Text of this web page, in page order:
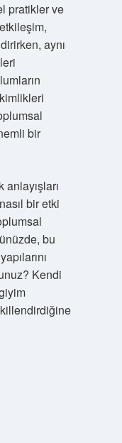
pratikler ve
aynı
bir
bir etki
bu
Kendi